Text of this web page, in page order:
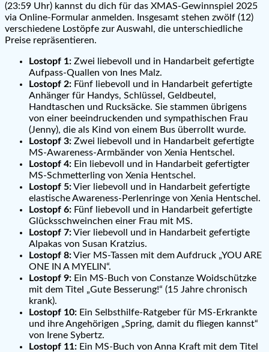
(23:59 Uhr) kannst du dich für das XMAS-Gewinnspiel 2025
via Online-Formular anmelden. Insgesamt stehen zwölf (12)
verschiedene Lostöpfe zur Auswahl, die unterschiedliche
Preise repräsentieren.
Lostopf 1: Zwei liebevoll und in Handarbeit gefertigte
Aufpass-Quallen von Ines Malz.
Lostopf 2: Fünf liebevoll und in Handarbeit gefertigte
Anhänger für Handys, Schlüssel, Geldbeutel,
Handtaschen und Rucksäcke. Sie stammen übrigens
von einer beeindruckenden und sympathischen Frau
(Jenny), die als Kind von einem Bus überrollt wurde.
Lostopf 3: Zwei liebevoll und in Handarbeit gefertigte
MS-Awareness-Armbänder von Xenia Hentschel.
Lostopf 4: Ein liebevoll und in Handarbeit gefertigter
MS-Schmetterling von Xenia Hentschel.
Lostopf 5:Vier liebevoll und in Handarbeit gefertigte
elastische Awareness-Perlenringe von Xenia Hentschel.
Lostopf 6: Fünf liebevoll und in Handarbeit gefertigte
Glücksschweinchen einer Frau mit MS.
Lostopf 7:Vier liebevoll und in Handarbeit gefertigte
Alpakas von Susan Kratzius.
Lostopf 8:Vier MS-Tassen mit dem Aufdruck „YOU ARE
ONE IN A MYELIN“.
Lostopf 9: Ein MS-Buch von Constanze Woidschützke
mit dem Titel „Gute Besserung!“ (15 Jahre chronisch
krank).
Lostopf 10: Ein Selbsthilfe-Ratgeber für MS-Erkrankte
und ihre Angehörigen „Spring, damit du fliegen kannst“
von Irene Sybertz.
Lostopf 11: Ein MS-Buch von Anna Kraft mit dem Titel